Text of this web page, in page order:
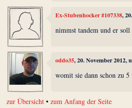
Ex-Stubenhocker #107338,
nimmst tandem und er
oddo35, 20. November 2012,
womit sie dann schon zu 5
zur Übersicht •zum Anfang der Seite